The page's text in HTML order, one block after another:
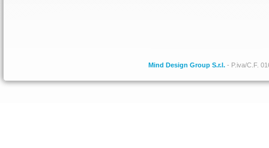
Mind Design Group S.r.l.- P.iva/C.F.